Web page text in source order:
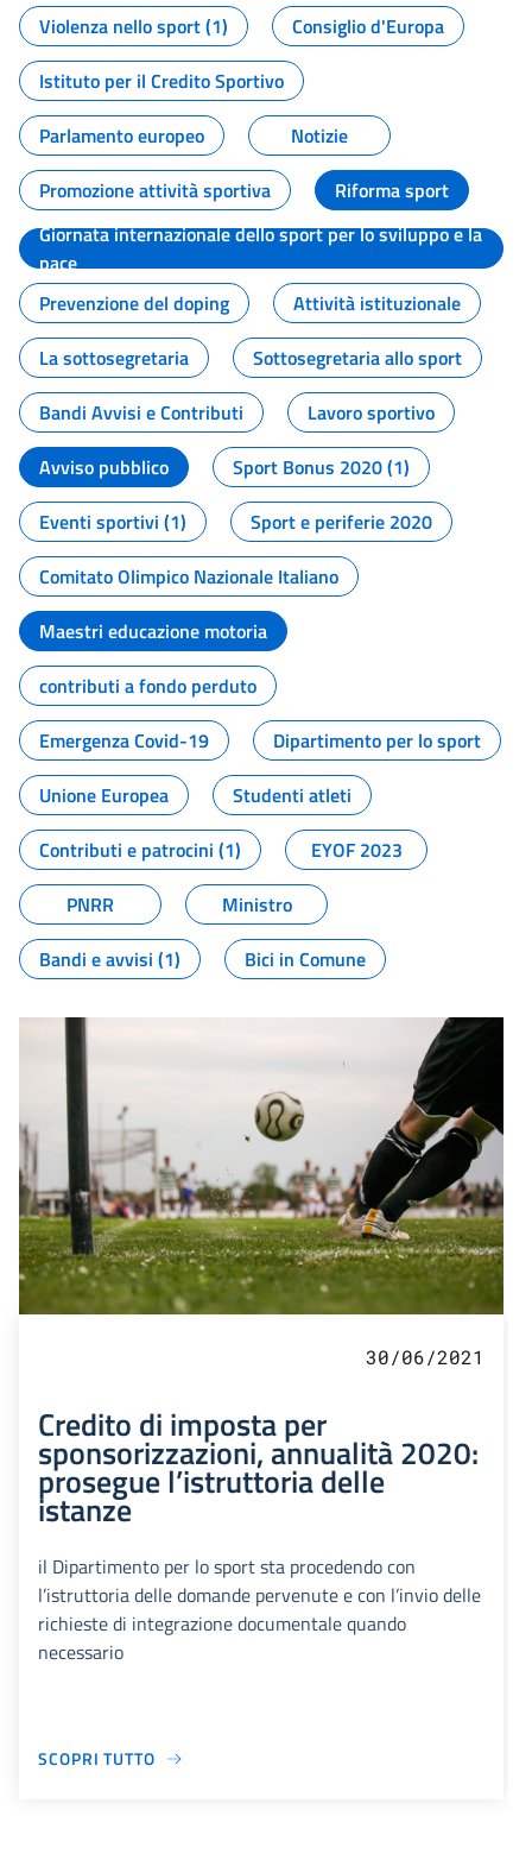
Violenza nello sport (1)
Consiglio d'Europa
Istituto per il Credito Sportivo
Parlamento europeo
Notizie
Promozione attività sportiva
Riforma sport
Giornata internazionale dello sport per lo sviluppo e la
pace
Prevenzione del doping
Attività istituzionale
La sottosegretaria
Sottosegretaria allo sport
Bandi Avvisi e Contributi
Lavoro sportivo
Avviso pubblico
Sport Bonus 2020 (1)
Eventi sportivi (1)
Sport e periferie 2020
Comitato Olimpico Nazionale Italiano
Maestri educazione motoria
contributi a fondo perduto
Emergenza Covid-19
Dipartimento per lo sport
Unione Europea
Studenti atleti
Contributi e patrocini (1)
EYOF 2023
PNRR
Ministro
Bandi e avvisi (1)
Bici in Comune
30/06/2021
Credito di imposta per
sponsorizzazioni, annualità 2020:
prosegue l’istruttoria delle
istanze
il Dipartimento per lo sport sta procedendo con
l’istruttoria delle domande pervenute e con l’invio delle
richieste di integrazione documentale quando
necessario
SCOPRI TUTTO